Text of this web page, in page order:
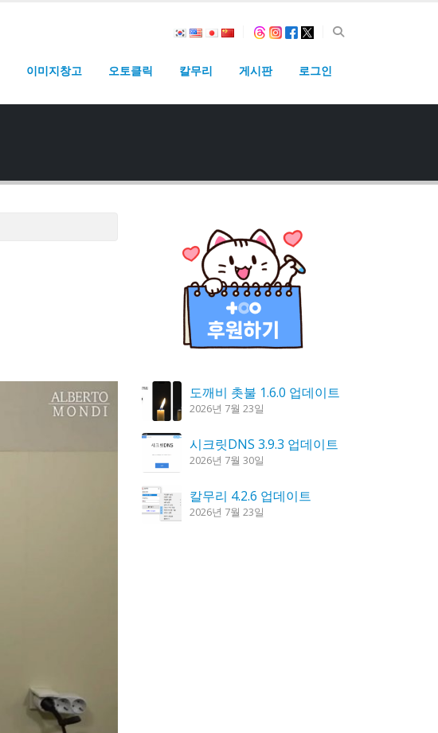
이미지창고 오토클릭 칼무리 게시판 로그인
도깨비 촛불 1.6.0 업데이트
2026년 7월 23일
시크릿DNS 3.9.3 업데이트
2026년 7월 30일
칼무리 4.2.6 업데이트
2026년 7월 23일